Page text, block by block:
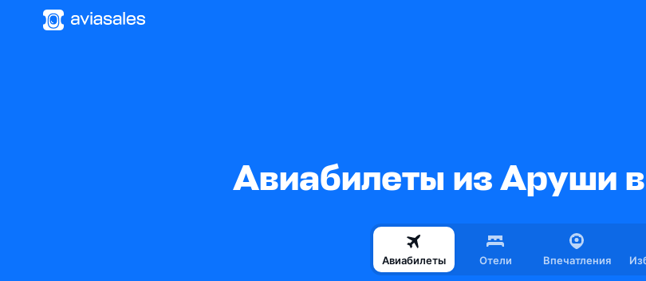
Авиабилеты из Аруши
Авиабилеты Отели Впечатления